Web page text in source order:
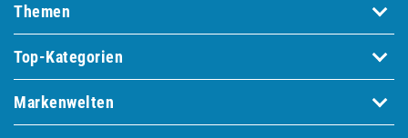
Themen
Top-Kategorien
Markenwelten